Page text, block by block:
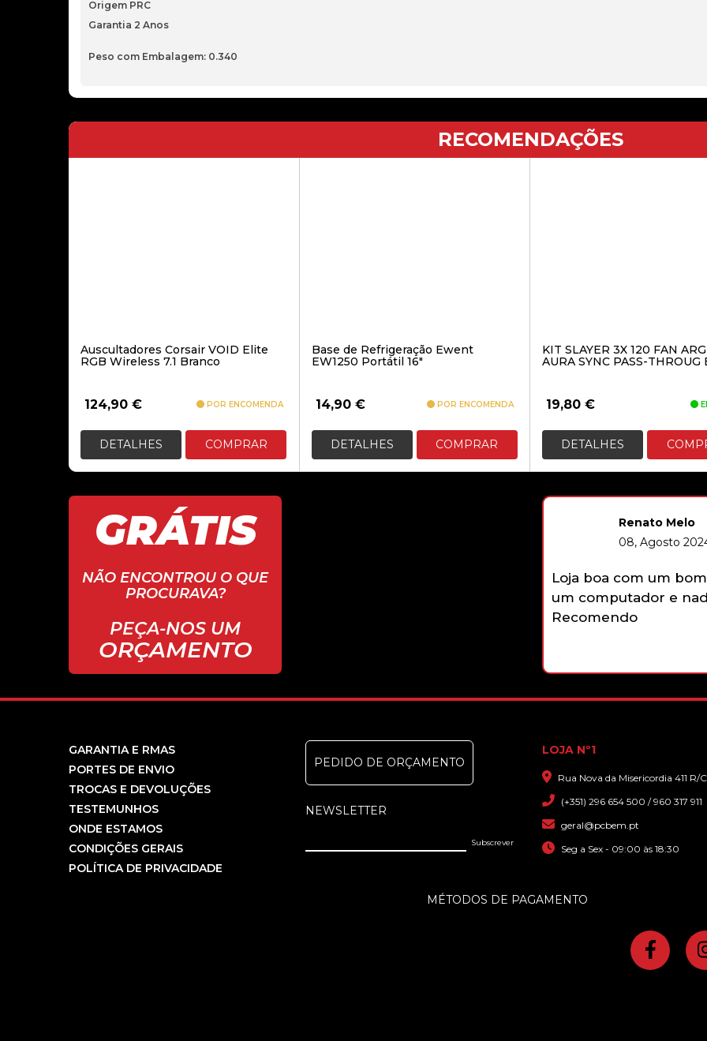
Origem PRC
Garantia 2 Anos
Peso com Embalagem: 0.340
RECOMENDAÇÕES
Auscultadores Corsair VOID Elite
RGB Wireless 7.1 Branco
124,90 € POR ENCOMENDA
DETALHES COMPRAR
Base de Refrigeração Ewent
EW1250 Portátil 16″
14,90 € POR ENCOMENDA
DETALHES COMPRAR
KIT SLAYER 3X 120 FAN
AURA SYNC PASS-THROUG
19,80 €
DETALHES
GRÁTIS
NÃO ENCONTROU O QUE
PROCURAVA?
PEÇA-NOS UM
ORÇAMENTO
Renato Melo
08, Agosto
Loja boa com um
um computador e
Recomendo
GARANTIA E RMAS
PORTES DE ENVIO
TROCAS E DEVOLUÇÕES
TESTEMUNHOS
ONDE ESTAMOS
CONDIÇÕES GERAIS
POLÍTICA DE PRIVACIDADE
PEDIDO DE ORÇAMENTO
NEWSLETTER
LOJA Nº1
Rua Nova da Misericordia 411 R/
(+351) 296 654 500 / 960 317 911
geral@pcbem.pt
Seg a Sex - 09:00 às 18:30
MÉTODOS DE PAGAMENTO